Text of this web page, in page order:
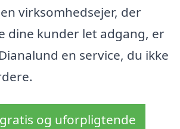
virksomhedsejer, der
dine kunder let adgang, er
en service, du ikke
og uforpligtende